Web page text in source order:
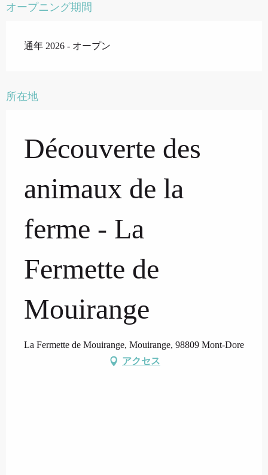
オープニング期間
通年 2026 - オープン
所在地
Découverte des
animaux de la
ferme - La
Fermette de
Mouirange
La Fermette de Mouirange, Mouirange, 98809 Mont-Dore
アクセス